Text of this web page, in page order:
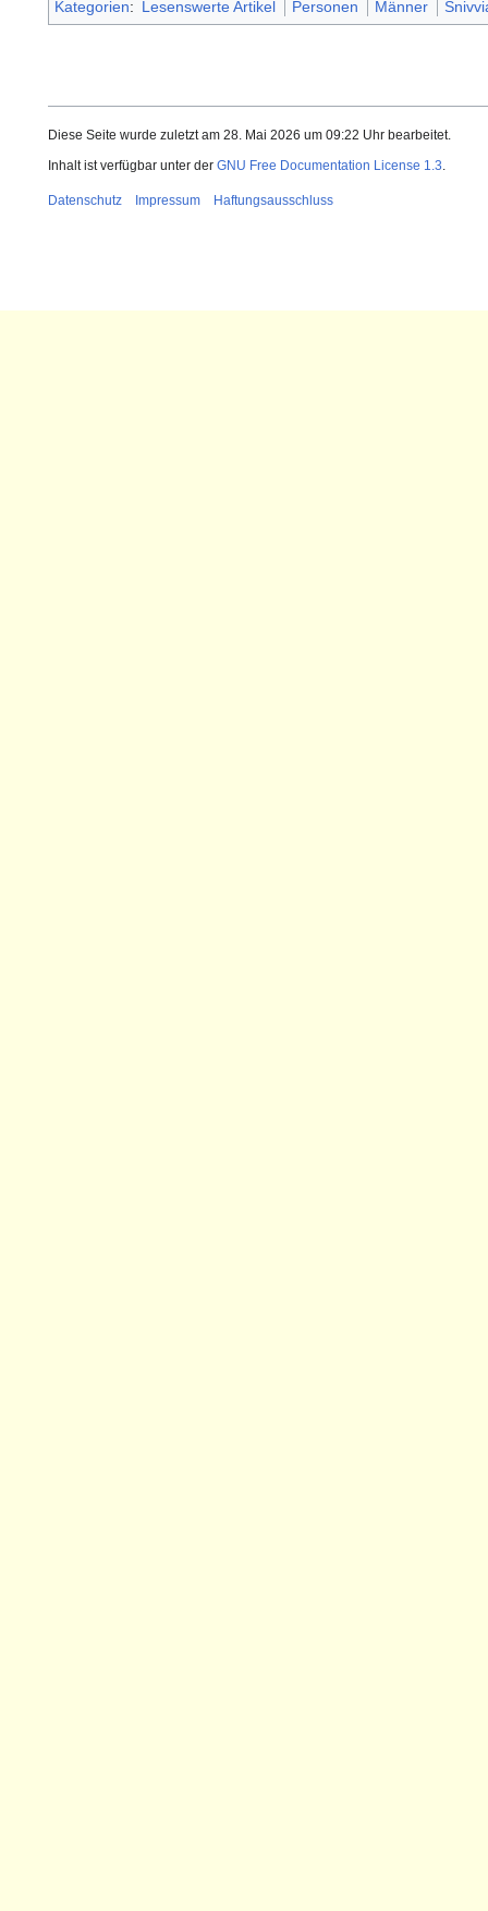
Kategorien: Lesenswerte Artikel Personen Männer
Diese Seite wurde zuletzt am 28. Mai 2026 um 09:22 Uhr bearbeitet.
Inhalt ist verfügbar unter der GNU Free Documentation License 1.3.
Datenschutz Impressum Haftungsausschluss